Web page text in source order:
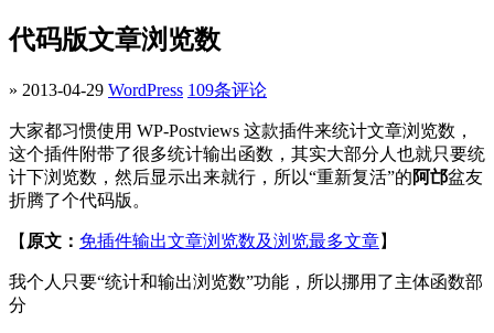
代码版文章浏览数
» 2013-04-29 WordPress 109条评论
大家都习惯使用 WP-Postviews 这款插件来统计文章浏览数，
这个插件附带了很多统计输出函数，其实大部分人也就只要统
计下浏览数，然后显示出来就行，所以“重新复活”的阿邙盆友
折腾了个代码版。
【 原文： 免插件输出文章浏览数及浏览最多文章】
我个人只要“统计和输出浏览数”功能，所以挪用了主体函数部
分